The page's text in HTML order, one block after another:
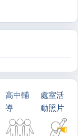
高中輔
導
處室活
動照片